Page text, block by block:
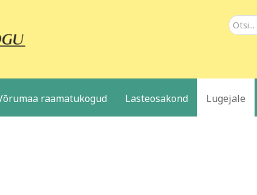
Otsi
raamatukogud Lasteosakond Lugejale